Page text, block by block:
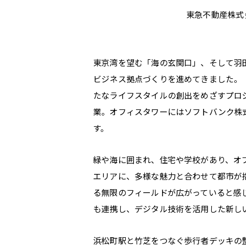
東急不動産株
東京湾を望む「海の玄関口」、そして
ビジネス拠点づくりを進めてきました
たなライフスタイルの創出をめざすプ
業。オフィスタワーにはソフトバンク
す。
緑や海に囲まれ、住宅や学校があり、
エリアに、多様な魅力と合わせて都市
る無限のフィールドが広がっていると
も連携し、デジタル技術を活用した新し
浜松町駅と竹芝をつなぐ歩行者デッキ